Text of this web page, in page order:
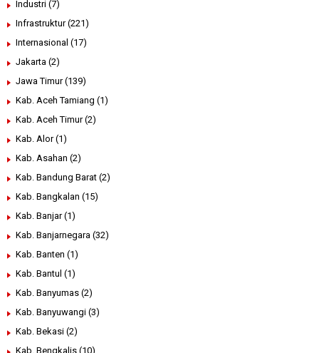
Industri (7)
Infrastruktur (221)
Internasional (17)
Jakarta (2)
Jawa Timur (139)
Kab. Aceh Tamiang (1)
Kab. Aceh Timur (2)
Kab. Alor (1)
Kab. Asahan (2)
Kab. Bandung Barat (2)
Kab. Bangkalan (15)
Kab. Banjar (1)
Kab. Banjarnegara (32)
Kab. Banten (1)
Kab. Bantul (1)
Kab. Banyumas (2)
Kab. Banyuwangi (3)
Kab. Bekasi (2)
Kab. Bengkalis (10)